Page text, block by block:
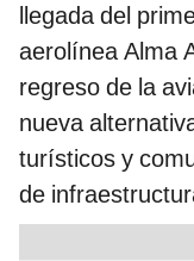
llegada del
aerolínea Alma
regreso de la
nueva
turísticos y
de